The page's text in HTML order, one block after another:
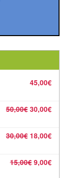
45,00€
50,00€ 30,00€
30,00€ 18,00€
15,00€ 9,00€